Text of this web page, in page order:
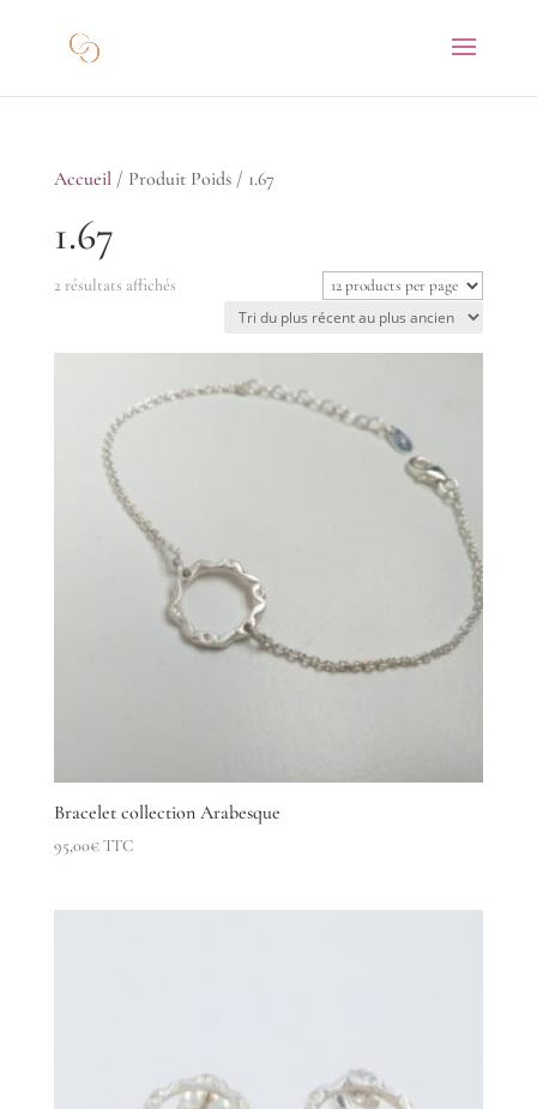
Accueil/ Produit Poids / 1.67
1.67
2 résultats affichésTrié
plus
Bracelet collection Arabesque
95,00€TTC